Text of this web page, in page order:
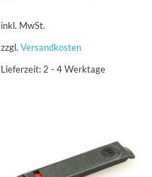
inkl. MwSt.
zzgl. Versandkosten
Lieferzeit:2 - 4 Werktage